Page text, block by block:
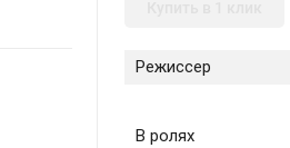
Режиссер
В ролях